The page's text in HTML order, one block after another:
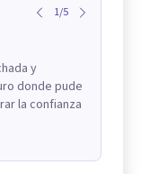
1/5
y
donde pude
la confianza